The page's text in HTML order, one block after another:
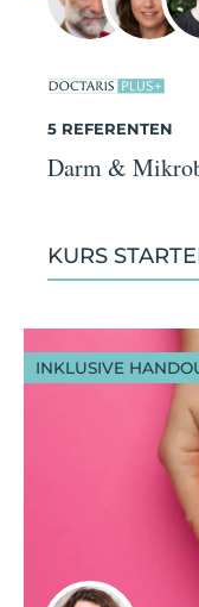
5 REFERENTEN
Darm &
KURS
INKLUSIVE